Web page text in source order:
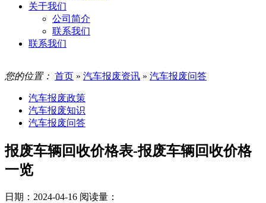
关于我们
公司简介
联系我们
联系我们
您的位置： 首页 » 汽车报废资讯 » 汽车报废问答
汽车报废政策
汽车报废知识
汽车报废问答
报废车辆回收价格表-报废车辆回收价格
一览
日期：2024-04-16 阅读量：